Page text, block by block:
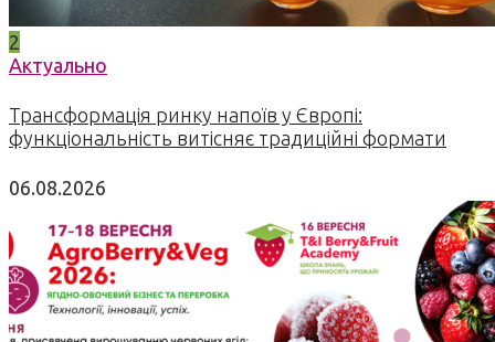
2
Актуально
Трансформація ринку напоїв у Європі:
функціональність витісняє традиційні формати
06.08.2026